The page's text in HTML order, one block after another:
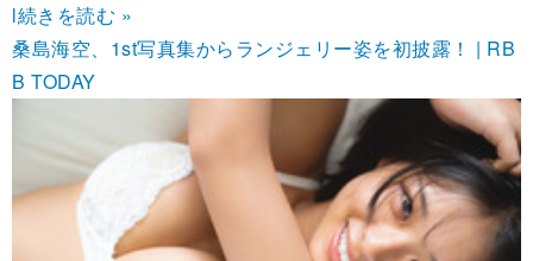
l続きを読む »
桑島海空、1st写真集からランジェリー姿を初披露！ | RB
B TODAY